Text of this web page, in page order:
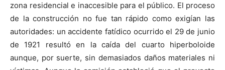
zona residencial e inaccesible para el público. El proceso
de la construcción no fue tan rápido como exigían las
autoridades: un accidente fatídico ocurrido el 29 de junio
de 1921 resultó en la caída del cuarto hiperboloide
aunque, por suerte, sin demasiados daños materiales ni